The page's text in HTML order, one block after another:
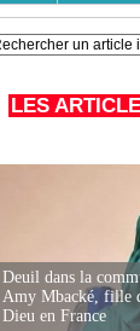
LES
Deuil dans la
Amy Mbacké, fille
Dieu en France